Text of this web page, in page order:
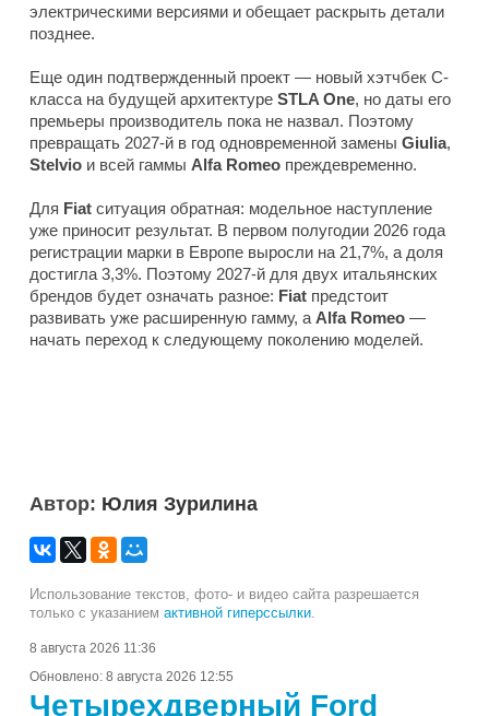
электрическими версиями и обещает раскрыть детали
позднее.
Еще один подтвержденный проект — новый хэтчбек C-
класса на будущей архитектуре STLA One, но даты его
премьеры производитель пока не назвал. Поэтому
превращать 2027-й в год одновременной замены Giulia,
Stelvio и всей гаммы Alfa Romeo преждевременно.
Для Fiat ситуация обратная: модельное наступление
уже приносит результат. В первом полугодии 2026 года
регистрации марки в Европе выросли на 21,7%, а доля
достигла 3,3%. Поэтому 2027-й для двух итальянских
брендов будет означать разное: Fiat предстоит
развивать уже расширенную гамму, а Alfa Romeo —
начать переход к следующему поколению моделей.
Автор: Юлия Зурилина
Использование текстов, фото- и видео сайта разрешается
только с указанием активной гиперссылки
8 августа 2026 11:36
Обновлено: 8 августа 2026 12:55
Четырехдверный Ford